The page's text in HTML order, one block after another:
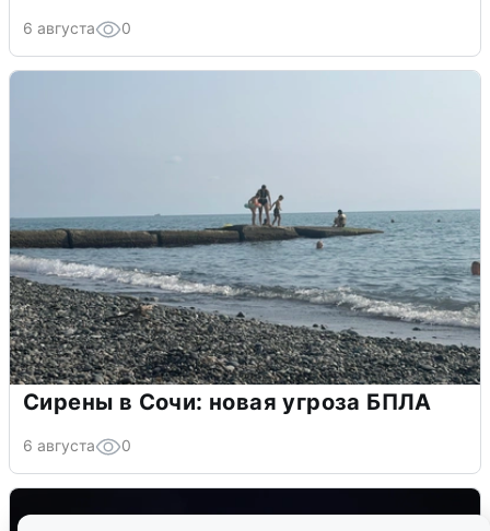
6 августа 0
Сирены в Сочи: новая угроза БПЛА
6 августа 0